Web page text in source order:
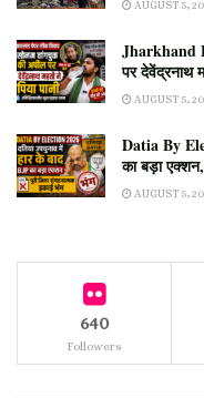
AUGUST 5,
Jharkhand
पर देवेंद्रनाथ
AUGUST 5,
Datia By
का बड़ा
AUGUST 5,
640
Followers